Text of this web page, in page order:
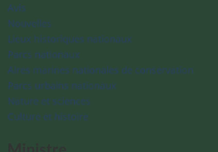
Avis
Nouvelles
Lieux historiques nationaux
Parcs nationaux
Aires marines nationales de conservation
Parcs urbains nationaux
Nature et sciences
Culture et histoire